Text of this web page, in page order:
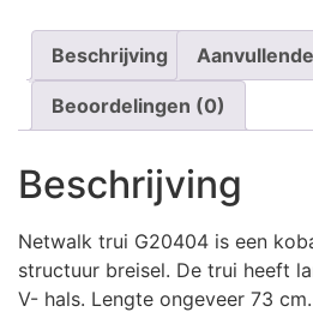
Beschrijving
Beoordelingen (0)
Beschrijving
Netwalk trui G20404 is een
structuur breisel. De trui heeft
V- hals. Lengte ongeveer 73